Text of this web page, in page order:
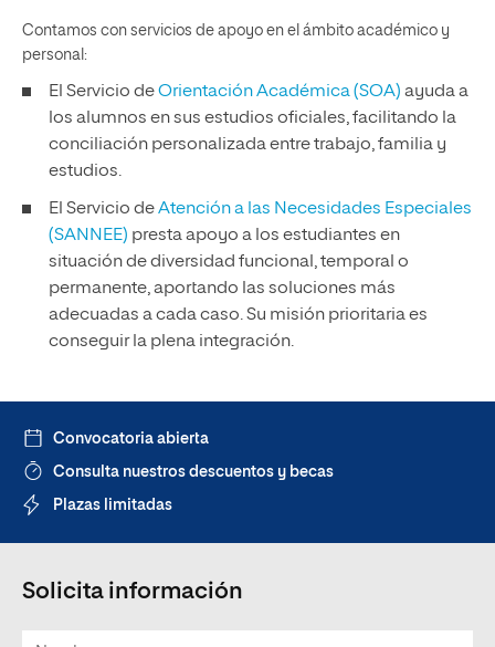
Contamos con servicios de apoyo en el ámbito académico y
personal:
El Servicio deOrientación Académica (SOA) ayuda a
los alumnos en sus estudios oficiales, facilitando la
conciliación personalizada entre trabajo, familia y
estudios.
El Servicio deAtención a las Necesidades Especiales
(SANNEE) presta apoyo a los estudiantes en
situación de diversidad funcional, temporal o
permanente, aportando las soluciones más
adecuadas a cada caso. Su misión prioritaria es
conseguir la plena integración.
Convocatoria abierta
Consulta nuestros descuentos y becas
Plazas limitadas
Solicita información